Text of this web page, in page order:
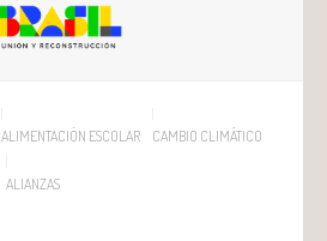
ALIMENTACIÓN ESCOLAR CAMBIO CLIMÁTICO
ALIANZAS